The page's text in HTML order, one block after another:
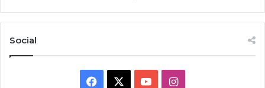
Social
Facebook YouTubeInstagram